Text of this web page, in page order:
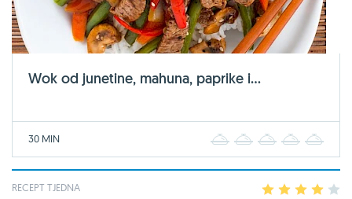
Wok od junetine, mahuna, paprike i...
30 MIN 2 3 4
RECEPT TJEDNA 2 3 4